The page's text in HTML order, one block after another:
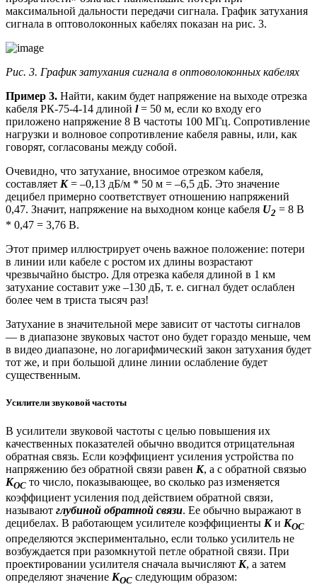
максимальной дальности передачи сигнала. График затухания
сигнала в оптоволоконных кабелях показан на рис. 3.
Рис. 3. График затухания сигнала в оптоволоконных кабелях
Пример 3. Найти, каким будет напряжение на выходе отрезка
кабеля РК-75-4-14 длиной l= 50 м, если ко входу его
приложено напряжение 8 В частоты 100 МГц. Сопротивление
нагрузки и волновое сопротивление кабеля равны, или, как
говорят, согласованы между собой.
Очевидно, что затухание, вносимое отрезком кабеля,
составляет K= –0,13 дБ/м * 50 м = –6,5 дБ. Это значение
децибел примерно соответствует отношению напряжений
0,47. Значит, напряжение на выходном конце кабеля U2 = 8 В
* 0,47 = 3,76 В.
Этот пример иллюстрирует очень важное положение: потери
в линии или кабеле с ростом их длины возрастают
чрезвычайно быстро. Для отрезка кабеля длиной в 1 км
затухание составит уже –130 дБ, т. е. сигнал будет ослаблен
более чем в триста тысяч раз!
Затухание в значительной мере зависит от частоты сигналов
— в диапазоне звуковых частот оно будет гораздо меньше, чем
в видео диапазоне, но логарифмический закон затухания будет
тот же, и при большой длине линии ослабление будет
существенным.
Усилители звуковой частоты
В усилители звуковой частоты с целью повышения их
качественных показателей обычно вводится отрицательная
обратная связь. Если коэффициент усиления устройства по
напряжению без обратной связи равен К, а с обратной связью
КОС то число, показывающее, во сколько раз изменяется
коэффициент усиления под действием обратной связи,
называют глубиной обратной связи. Ее обычно выражают в
децибелах. В работающем усилителе коэффициенты Ки КОС
определяются экспериментально, если только усилитель не
возбуждается при разомкнутой петле обратной связи. При
проектировании усилителя сначала вычисляют К, а затем
определяют значение КОС следующим образом: